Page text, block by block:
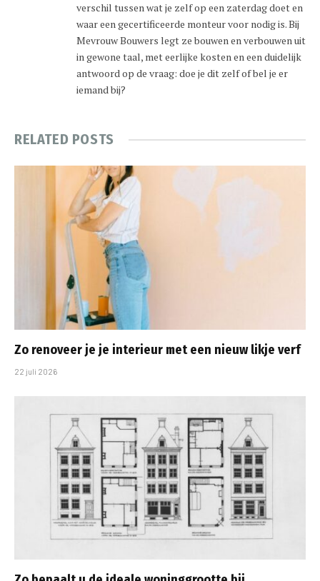
verschil tussen wat je zelf op een zaterdag doet en
waar een gecertificeerde monteur voor nodig is. Bij
Mevrouw Bouwers legt ze bouwen en verbouwen uit
in gewone taal, met eerlijke kosten en een duidelijk
antwoord op de vraag: doe je dit zelf of bel je er
iemand bij?
RELATED POSTS
Zo renoveer je je interieur met een nieuw likje verf
22 juli 2026